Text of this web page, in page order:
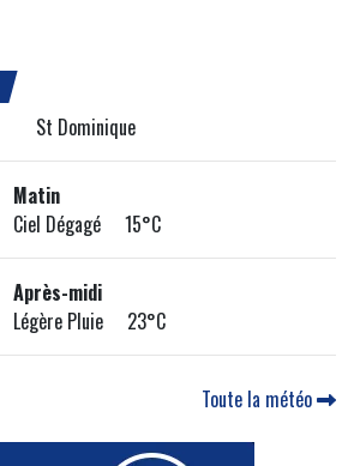
St Dominique
Matin
Ciel Dégagé 15°C
Après-midi
Légère Pluie 23°C
Toute la météo